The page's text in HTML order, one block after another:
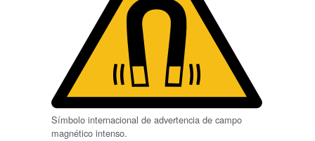
Símbolo internacional de advertencia de campo
magnético intenso.